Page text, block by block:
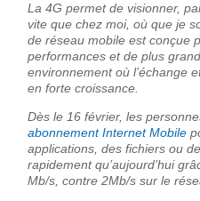
La 4G permet de visionner,
vite que chez moi, où que je
de réseau mobile est conçue
performances et de plus
environnement où l’échange
en forte croissance.
Dès le 16 février, les
abonnement Internet Mobile
applications, des fichiers ou
rapidement qu’aujourd’hui
Mb/s, contre 2Mb/s sur le